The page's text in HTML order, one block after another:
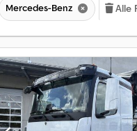
Mercedes-Benz Alle